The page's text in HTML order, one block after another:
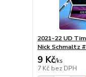
2021-22 UD
Nick Schmaltz
9 Kč/ks
7 Kč bez DPH